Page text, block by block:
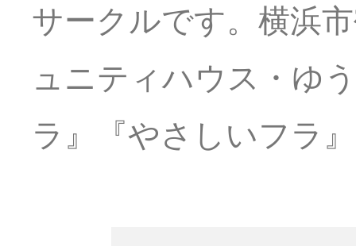
サークルです。横浜
ュニティハウス・ゆ
ラ』『やさしいフラ